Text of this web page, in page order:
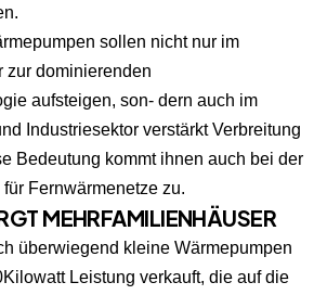
sollen nicht nur im
zur dominierenden
aufsteigen, son- dern auch im
Industriesektor verstärkt Verbreitung
Bedeutung kommt ihnen auch bei der
Fernwärmenetze zu.
MEHRFAMILIENHÄUSER
überwiegend kleine Wärmepumpen
Leistung verkauft, die auf die